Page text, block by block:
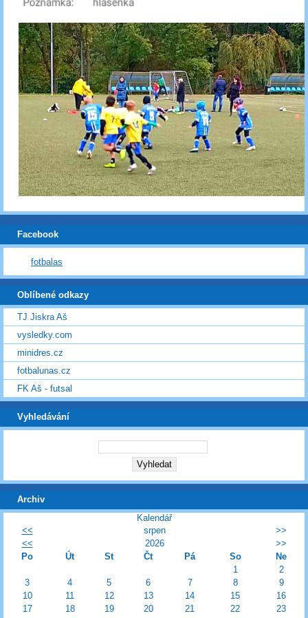
Facebook
fotbalas
Oblíbené odkazy
TJ Jiskra Aš
vysledky.com
minidres.cz
fotbalunas.cz
FK Aš - futsal
Vyhledávání
Archiv
Kalendář
<<
srpen
>>
<<
2026
>>
Po
Út St Čt Pá So
Ne
1
2
3
4 5 6 7 8
9
10
11 12 13 14 15
16
17
18 19 20 21 22
23